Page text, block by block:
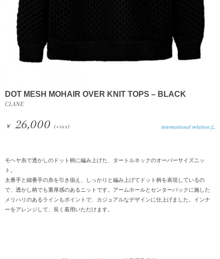
DOT MESH MOHAIR OVER KNIT TOPS – BLACK
CLANE
￥ 26,000(+tax) international relation f...
モヘヤ糸で透かしのドット柄に編み上げた、タートルネックのオーバーサイズニッ
ト。
太番手と細番手の糸を引き揃え、しっかりと編み上げてドット柄を表現しているの
で、透かし柄でも重厚感のあるニットです。アームホールとセンターバックに施した
メリハリのあるラインもポイントで、カジュアルなデザインに仕上げました。インナ
ーをアレンジして、長く着用いただけます。